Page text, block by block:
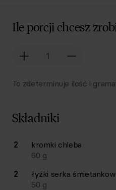
Ile porcji chcesz
To zdeterminuje ilość i
Składniki
Lista składników
Ilość Składnik
2 kromki chleba
60 g
2
łyżki serka
50 g